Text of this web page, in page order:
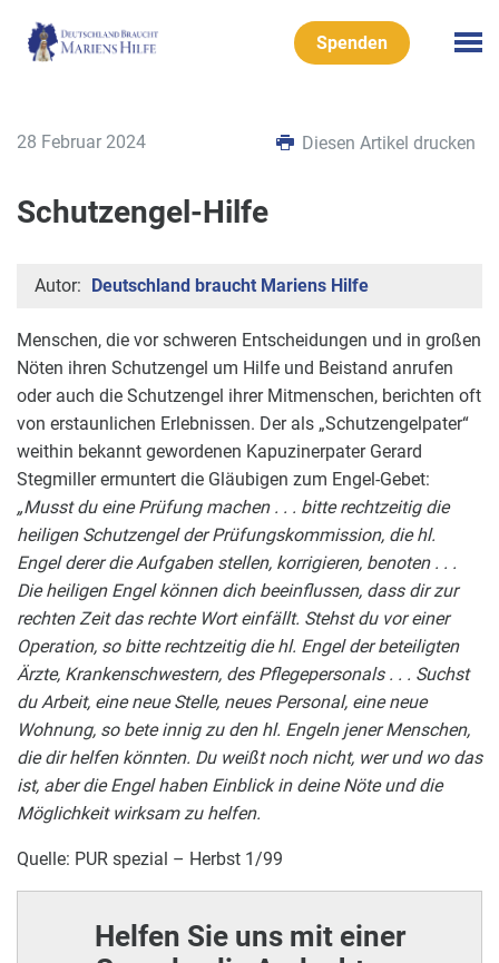
Spenden
28 Februar 2024 Diesen Artikel drucken
Schutzengel-Hilfe
Autor: Deutschland braucht Mariens Hilfe
Menschen, die vor schweren Entscheidungen und in großen
Nöten ihren Schutzengel um Hilfe und Beistand anrufen
oder auch die Schutzengel ihrer Mitmenschen, berichten oft
von erstaunlichen Erlebnissen. Der als „Schutzengelpater“
weithin bekannt gewordenen Kapuzinerpater Gerard
Stegmiller ermuntert die Gläubigen zum Engel-Gebet:
„Musst du eine Prüfung machen . . . bitte rechtzeitig die
heiligen Schutzengel der Prüfungskommission, die hl.
Engel derer die Aufgaben stellen, korrigieren, benoten . . .
Die heiligen Engel können dich beeinflussen, dass dir zur
rechten Zeit das rechte Wort einfällt. Stehst du vor einer
Operation, so bitte rechtzeitig die hl. Engel der beteiligten
Ärzte, Krankenschwestern, des Pflegepersonals . . . Suchst
du Arbeit, eine neue Stelle, neues Personal, eine neue
Wohnung, so bete innig zu den hl. Engeln jener Menschen,
die dir helfen könnten. Du weißt noch nicht, wer und wo das
ist, aber die Engel haben Einblick in deine Nöte und die
Möglichkeit wirksam zu helfen.
Quelle: PUR spezial – Herbst 1/99
Helfen Sie uns mit einer